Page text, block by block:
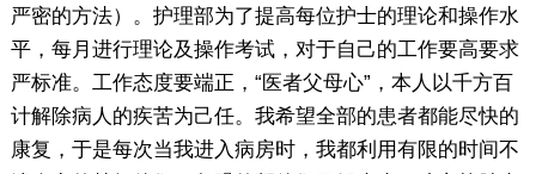
严密的方法）。护理部为了提高每位护士的理论和操作水
平，每月进行理论及操作考试，对于自己的工作要高要求
严标准。工作态度要端正，“医者父母心”，本人以千方百
计解除病人的疾苦为己任。我希望全部的患者都能尽快的
康复，于是每次当我进入病房时，我都利用有限的时间不